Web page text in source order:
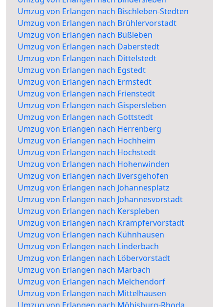
Umzug von Erlangen nach Bischleben-Stedten
Umzug von Erlangen nach Brühlervorstadt
Umzug von Erlangen nach Büßleben
Umzug von Erlangen nach Daberstedt
Umzug von Erlangen nach Dittelstedt
Umzug von Erlangen nach Egstedt
Umzug von Erlangen nach Ermstedt
Umzug von Erlangen nach Frienstedt
Umzug von Erlangen nach Gispersleben
Umzug von Erlangen nach Gottstedt
Umzug von Erlangen nach Herrenberg
Umzug von Erlangen nach Hochheim
Umzug von Erlangen nach Hochstedt
Umzug von Erlangen nach Hohenwinden
Umzug von Erlangen nach Ilversgehofen
Umzug von Erlangen nach Johannesplatz
Umzug von Erlangen nach Johannesvorstadt
Umzug von Erlangen nach Kerspleben
Umzug von Erlangen nach Krämpfervorstadt
Umzug von Erlangen nach Kühnhausen
Umzug von Erlangen nach Linderbach
Umzug von Erlangen nach Löbervorstadt
Umzug von Erlangen nach Marbach
Umzug von Erlangen nach Melchendorf
Umzug von Erlangen nach Mittelhausen